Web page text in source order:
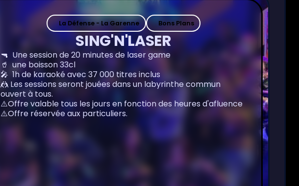
La Défense - La Garenne Bons Plans
SING'N'LASER
🔫 Une session de 20 minutes de laser game
🥤 une boisson 33cl
🎤 1h de karaoké avec 37 000 titres inclus
🤼 Les sessions seront jouées dans un labyrinthe commun
ouvert à tous.
⚠️Offre valable tous les jours en fonction des heures d'afluence
⚠️Offre réservée aux particuliers.